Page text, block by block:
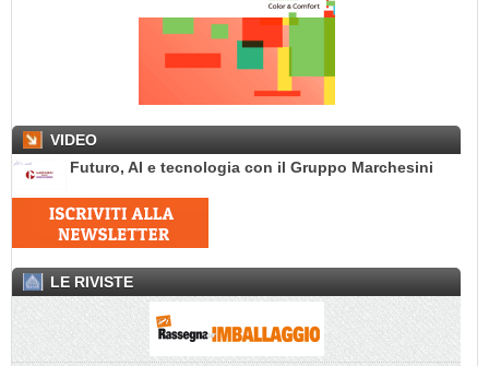
VIDEO
Futuro, AI e tecnologia con il Gruppo Marchesini
LE RIVISTE